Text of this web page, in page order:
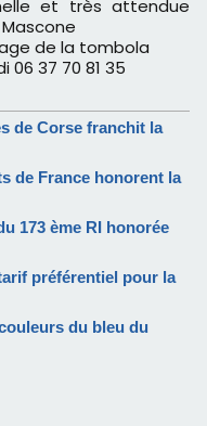
et très attendue
de la tombola
06 37 70 81 35
de Corse franchit la
de France honorent la
173 ème RI honorée
préférentiel pour la
du bleu du